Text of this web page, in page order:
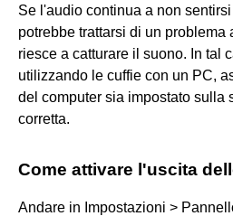
Se l'audio continua a non
potrebbe trattarsi di un problema
riesce a catturare il suono. In tal
utilizzando le cuffie con un PC,
del computer sia impostato sulla
corretta.
Come attivare l'uscita
Andare in Impostazioni >